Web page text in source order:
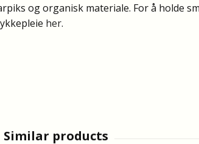
og organisk materiale. For å holde
her.